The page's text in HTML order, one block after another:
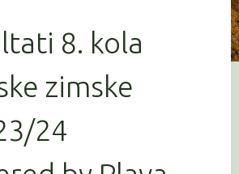
8. kola
zimske
24